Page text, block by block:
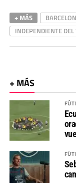
+ MÁS
INDEPENDIENTE DEL
+ MÁS